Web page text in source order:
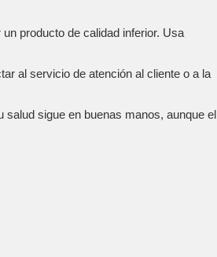
producto de calidad inferior. Usa
al servicio de atención al cliente o a la
sigue en buenas manos, aunque el